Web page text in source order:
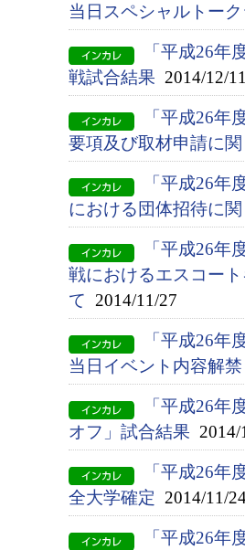
当日スペシャルトー
「平成26
戦試合結果 2014/12/11
「平成26年
要項及び取材申請に関
「平成26年
における団体招待に関
「平成26年
戦におけるエスコー
て 2014/11/27
「平成26年
当日イベント内容解禁
「平成26年
オフ」試合結果 2014/
「平成26年
全大学確定 2014/11/
「平成26年